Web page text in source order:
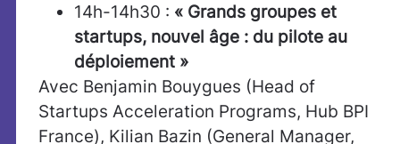
14h-14h30 : « Grands groupes et
startups, nouvel âge : du pilote au
déploiement »
Avec Benjamin Bouygues (Head of
Startups Acceleration Programs, Hub BPI
France), Kilian Bazin (General Manager,